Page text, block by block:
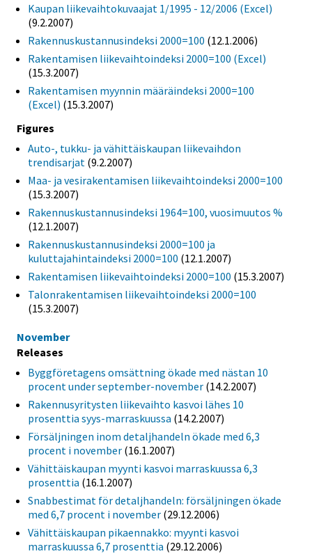
Kaupan liikevaihtokuvaajat 1/1995 - 12/2006 (Excel)
(9.2.2007)
Rakennuskustannusindeksi 2000=100 (12.1.2006)
Rakentamisen liikevaihtoindeksi 2000=100 (Excel)
(15.3.2007)
Rakentamisen myynnin määräindeksi 2000=100
(Excel) (15.3.2007)
Figures
Auto-, tukku- ja vähittäiskaupan liikevaihdon
trendisarjat (9.2.2007)
Maa- ja vesirakentamisen liikevaihtoindeksi 2000=100
(15.3.2007)
Rakennuskustannusindeksi 1964=100, vuosimuutos %
(12.1.2007)
Rakennuskustannusindeksi 2000=100 ja
kuluttajahintaindeksi 2000=100 (12.1.2007)
Rakentamisen liikevaihtoindeksi 2000=100 (15.3.2007)
Talonrakentamisen liikevaihtoindeksi 2000=100
(15.3.2007)
November
Releases
Byggföretagens omsättning ökade med nästan 10
procent under september-november (14.2.2007)
Rakennusyritysten liikevaihto kasvoi lähes 10
prosenttia syys-marraskuussa (14.2.2007)
Försäljningen inom detaljhandeln ökade med 6,3
procent i november (16.1.2007)
Vähittäiskaupan myynti kasvoi marraskuussa 6,3
prosenttia (16.1.2007)
Snabbestimat för detaljhandeln: försäljningen ökade
med 6,7 procent i november (29.12.2006)
Vähittäiskaupan pikaennakko: myynti kasvoi
marraskuussa 6,7 prosenttia (29.12.2006)